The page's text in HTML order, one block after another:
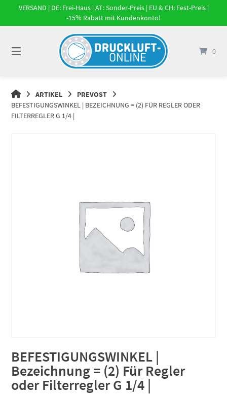
Springe
Inhalt
VERSAND | DE: Frei-Haus | AT: Sonder-Preis | EU & CH: Fest-Preis |
-15% Rabatt mit Kundenkonto!
0
DRUCKLUFT-
ONLINE
|
ARTIKEL
PREVOST
BEFESTIGUNGSWINKEL | BEZEICHNUNG = (2) FÜR REGLER ODER
FILTERREGLER G 1/4 |
BEFESTIGUNGSWINKEL |
Bezeichnung = (2) Für Regler
oder Filterregler G 1/4 |